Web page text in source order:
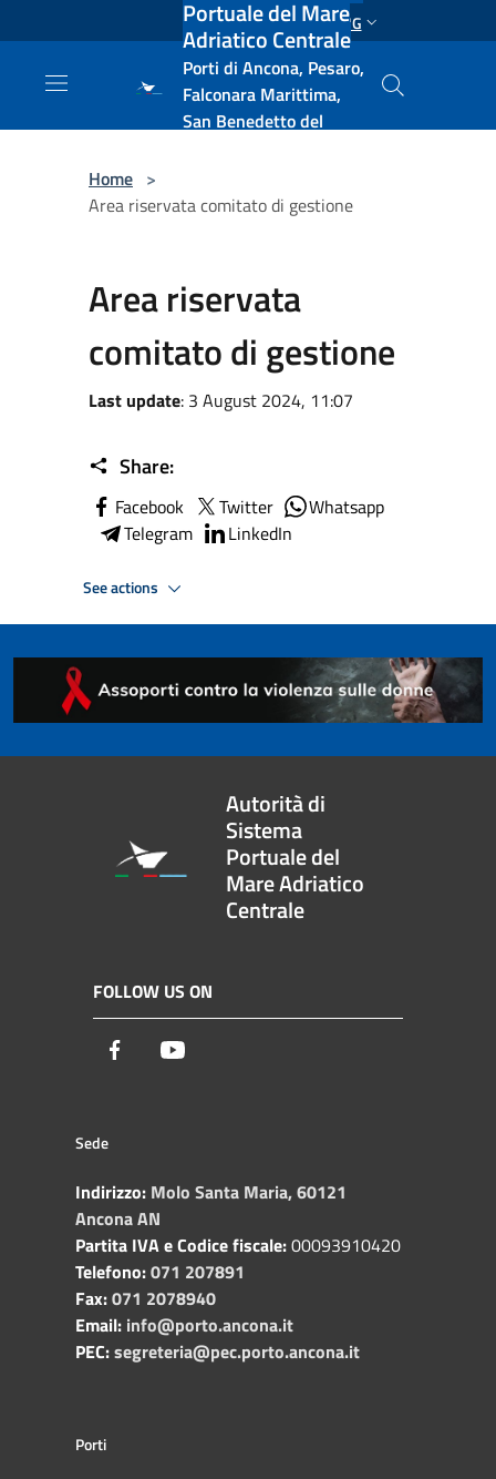
Salta al contenuto principale ENG
Portuale del Mare
Adriatico Centrale
Porti di Ancona, Pesaro,
Falconara Marittima,
San Benedetto del
Home >
Area riservata comitato di gestione
Area riservata
comitato di gestione
Last update: 3 August 2024, 11:07
Share:
Facebook Twitter
Whatsapp
Telegram
LinkedIn
See actions
Autorità di
Sistema
Portuale del
Mare Adriatico
Centrale
FOLLOW US ON
Facebook
Sede
Indirizzo: Molo Santa Maria, 60121
Ancona AN
Partita IVA e Codice fiscale:00093910420
Telefono:071 207891
Fax:071 2078940
Email: info@porto.ancona.it
PEC:segreteria@pec.porto.ancona.it
Porti